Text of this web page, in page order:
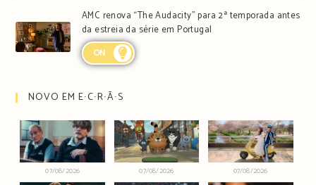
AMC renova “The Audacity” para 2ª temporada antes
da estreia da série em Portugal
ON
NOVO EM E∙C∙R∙Ã∙S
07/08/2026 07/08/2026 07/08/2026